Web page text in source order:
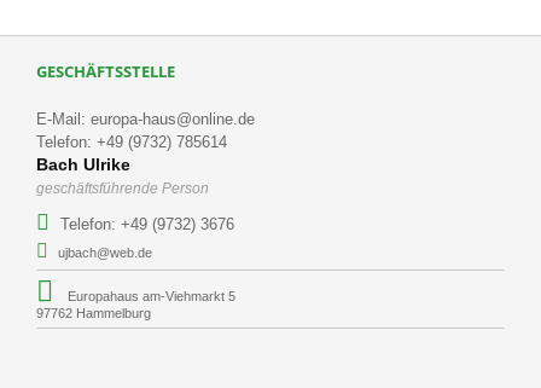
GESCHÄFTSSTELLE
E-Mail: europa-haus@online.de
Telefon: +49 (9732) 785614
Bach Ulrike
geschäftsführende Person
Telefon: +49 (9732) 3676
ujbach@web.de
Europahaus am-Viehmarkt 5
97762 Hammelburg